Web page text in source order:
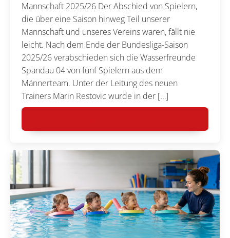
Mannschaft 2025/26 Der Abschied von Spielern,
die über eine Saison hinweg Teil unserer
Mannschaft und unseres Vereins waren, fällt nie
leicht. Nach dem Ende der Bundesliga-Saison
2025/26 verabschieden sich die Wasserfreunde
Spandau 04 von fünf Spielern aus dem
Männerteam. Unter der Leitung des neuen
Trainers Marin Restovic wurde in der […]